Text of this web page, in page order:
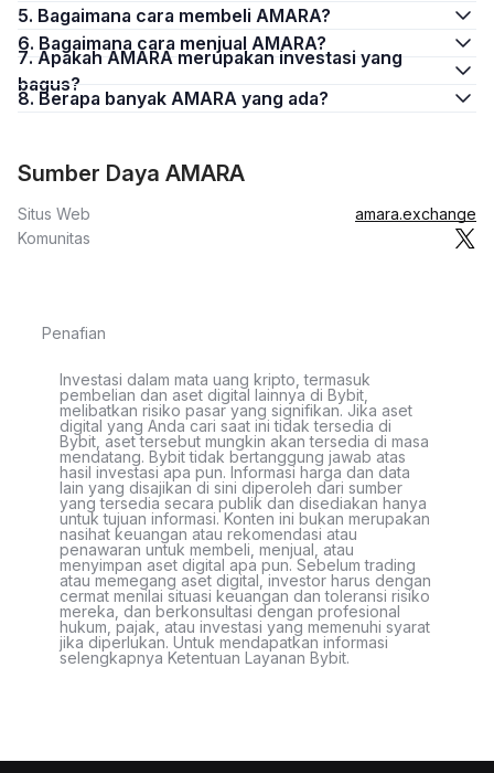
5. Bagaimana cara membeli AMARA?
6. Bagaimana cara menjual AMARA?
7. Apakah AMARA merupakan investasi yang
bagus?
8. Berapa banyak AMARA yang ada?
Sumber Daya AMARA
Situs Web
amara.exchange
Komunitas
Penafian
Investasi dalam mata uang kripto, termasuk
pembelian dan aset digital lainnya di Bybit,
melibatkan risiko pasar yang signifikan. Jika aset
digital yang Anda cari saat ini tidak tersedia di
Bybit, aset tersebut mungkin akan tersedia di masa
mendatang. Bybit tidak bertanggung jawab atas
hasil investasi apa pun. Informasi harga dan data
lain yang disajikan di sini diperoleh dari sumber
yang tersedia secara publik dan disediakan hanya
untuk tujuan informasi. Konten ini bukan merupakan
nasihat keuangan atau rekomendasi atau
penawaran untuk membeli, menjual, atau
menyimpan aset digital apa pun. Sebelum trading
atau memegang aset digital, investor harus dengan
cermat menilai situasi keuangan dan toleransi risiko
mereka, dan berkonsultasi dengan profesional
hukum, pajak, atau investasi yang memenuhi syarat
jika diperlukan. Untuk mendapatkan informasi
selengkapnya Ketentuan Layanan Bybit.